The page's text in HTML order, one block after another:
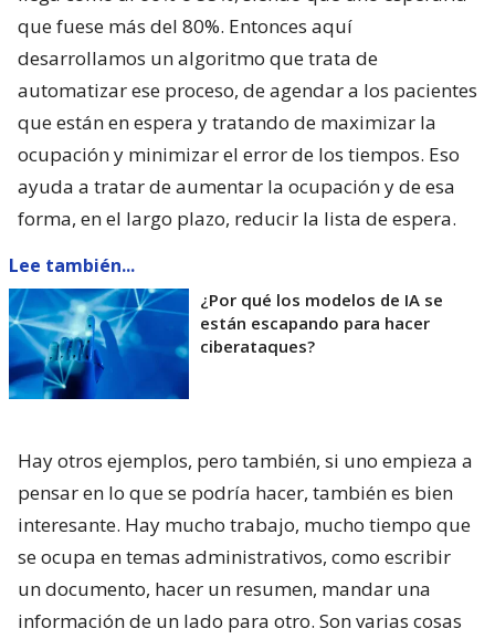
que fuese más del 80%. Entonces aquí
desarrollamos un algoritmo que trata de
automatizar ese proceso, de agendar a los pacientes
que están en espera y tratando de maximizar la
ocupación y minimizar el error de los tiempos. Eso
ayuda a tratar de aumentar la ocupación y de esa
forma, en el largo plazo, reducir la lista de espera.
Lee también...
¿Por qué los modelos de IA se
están escapando para hacer
ciberataques?
Hay otros ejemplos, pero también, si uno empieza a
pensar en lo que se podría hacer, también es bien
interesante. Hay mucho trabajo, mucho tiempo que
se ocupa en temas administrativos, como escribir
un documento, hacer un resumen, mandar una
información de un lado para otro. Son varias cosas